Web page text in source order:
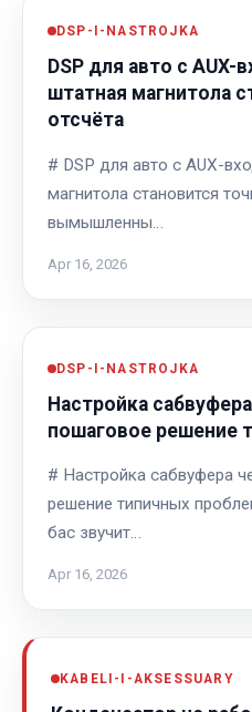
DSP-I-NASTROJKA
DSP для авто с AUX-
штатная магнитола
отсчёта
# DSP для авто с AUX-
магнитола становится
вымышленны…
Apr 16, 2026
DSP-I-NASTROJKA
Настройка
пошаговое решение
# Настройка сабвуфера
решение типичных
бас звучит…
Apr 16, 2026
KABELI-I-AKSESSUARY